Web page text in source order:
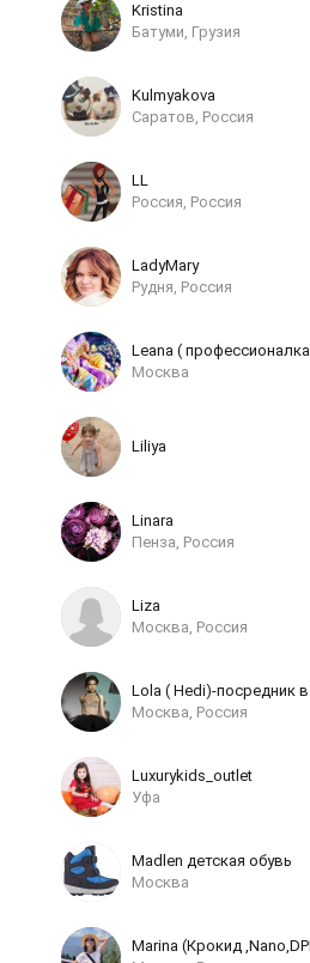
Kristina
Батуми, Грузия
Kulmyakova
Саратов, Россия
LL
Россия, Россия
LadyMary
Рудня, Россия
Leana (
Москва
Liliya
Linara
Пенза, Россия
Liza
Москва, Россия
Lola ( Hedi)-посредник
Москва, Россия
Luxurykids_outlet
Уфа
Madlen детская обувь
Москва
Marina (Крокид